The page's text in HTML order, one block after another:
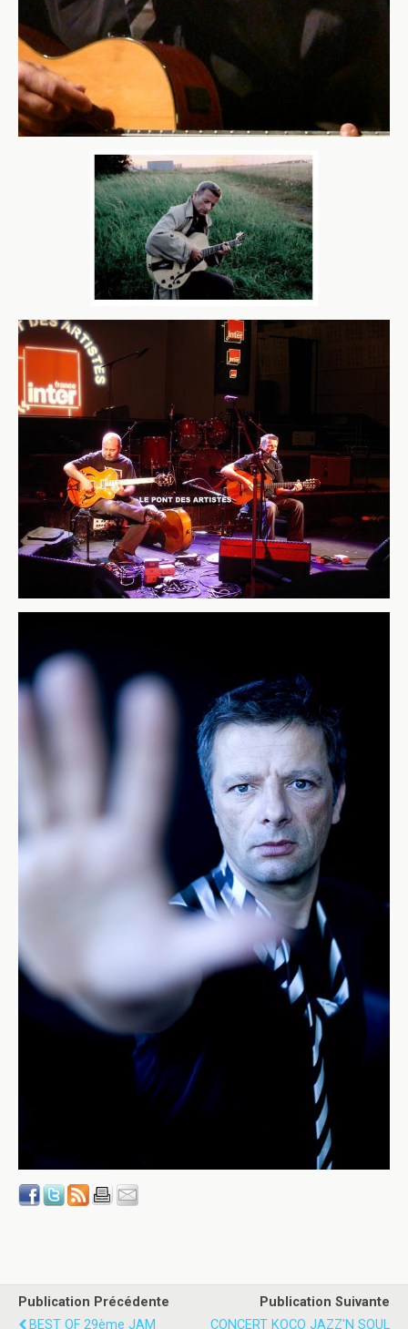
Publication Précédente
BEST OF 29ème JAM
Publication Suivante
CONCERT KOCO JAZZ'N SOUL